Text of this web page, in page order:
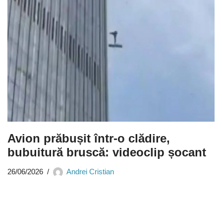
Avion prăbușit într-o clădire,
bubuitură bruscă: videoclip șocant
26/06/2026 Andrei Cristian